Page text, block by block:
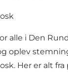
alle i Den
oplev
Her er alt